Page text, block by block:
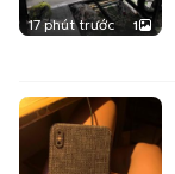
17 phút trước 1